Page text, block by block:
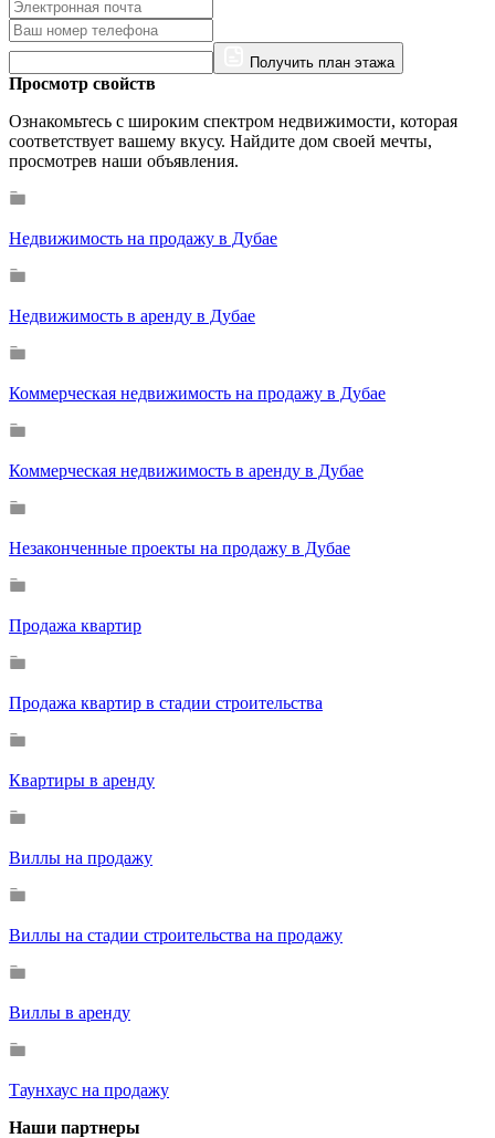
Получить план этажа
Просмотр свойств
Ознакомьтесь с широким спектром недвижимости, которая
соответствует вашему вкусу. Найдите дом своей мечты,
просмотрев наши объявления.
Недвижимость на продажу в Дубае
Недвижимость в аренду в Дубае
Коммерческая недвижимость на продажу в Дубае
Коммерческая недвижимость в аренду в Дубае
Незаконченные проекты на продажу в Дубае
Продажа квартир
Продажа квартир в стадии строительства
Квартиры в аренду
Виллы на продажу
Виллы на стадии строительства на продажу
Виллы в аренду
Таунхаус на продажу
Наши партнеры